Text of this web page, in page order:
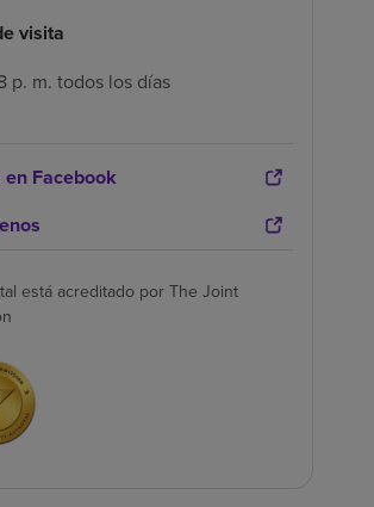
visita
p. m. todos los días
en Facebook
está acreditado por The Joint